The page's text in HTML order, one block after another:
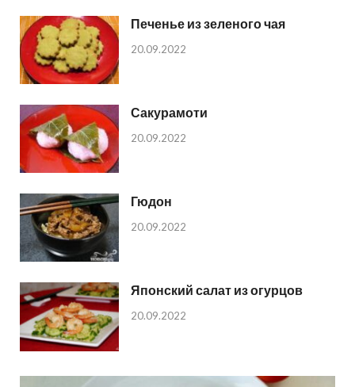
Печенье из зеленого чая
20.09.2022
Сакурамоти
20.09.2022
Гюдон
20.09.2022
Японский салат из огурцов
20.09.2022